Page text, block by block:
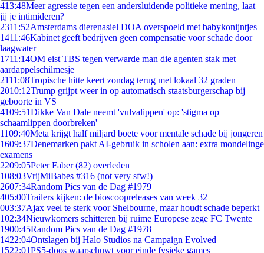
413:48Meer agressie tegen een andersluidende politieke mening, laat
jij je intimideren?
2311:52Amsterdams dierenasiel DOA overspoeld met babykonijntjes
1411:46Kabinet geeft bedrijven geen compensatie voor schade door
laagwater
1711:14OM eist TBS tegen verwarde man die agenten stak met
aardappelschilmesje
2111:08Tropische hitte keert zondag terug met lokaal 32 graden
2010:12Trump grijpt weer in op automatisch staatsburgerschap bij
geboorte in VS
4109:51Dikke Van Dale neemt 'vulvalippen' op: 'stigma op
schaamlippen doorbreken'
1109:40Meta krijgt half miljard boete voor mentale schade bij jongeren
1609:37Denemarken pakt AI-gebruik in scholen aan: extra mondelinge
examens
2209:05Peter Faber (82) overleden
108:03VrijMiBabes #316 (not very sfw!)
2607:34Random Pics van de Dag #1979
405:00Trailers kijken: de bioscoopreleases van week 32
003:37Ajax veel te sterk voor Shelbourne, maar houdt schade beperkt
102:34Nieuwkomers schitteren bij ruime Europese zege FC Twente
1900:45Random Pics van de Dag #1978
1422:04Ontslagen bij Halo Studios na Campaign Evolved
1522:01PS5-doos waarschuwt voor einde fysieke games